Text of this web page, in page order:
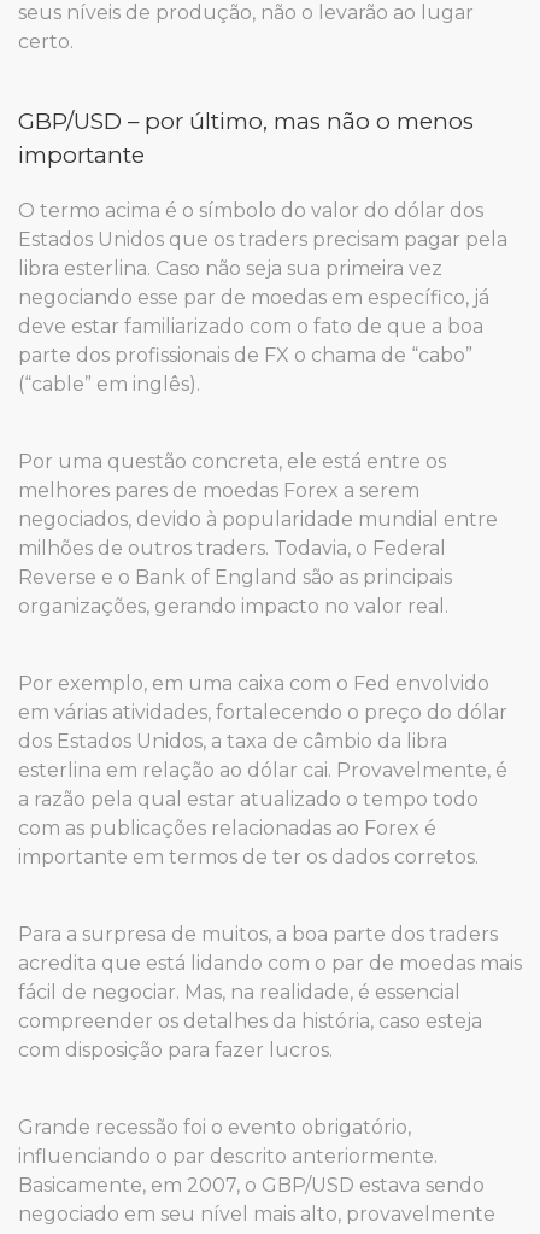
seus níveis de produção, não o levarão ao lugar
certo.
GBP/USD – por último, mas não o menos
importante
O termo acima é o símbolo do valor do dólar dos
Estados Unidos que os traders precisam pagar pela
libra esterlina. Caso não seja sua primeira vez
negociando esse par de moedas em específico, já
deve estar familiarizado com o fato de que a boa
parte dos profissionais de FX o chama de “cabo”
(“cable” em inglês).
Por uma questão concreta, ele está entre os
melhores pares de moedas Forex a serem
negociados, devido à popularidade mundial entre
milhões de outros traders. Todavia, o Federal
Reverse e o Bank of England são as principais
organizações, gerando impacto no valor real.
Por exemplo, em uma caixa com o Fed envolvido
em várias atividades, fortalecendo o preço do dólar
dos Estados Unidos, a taxa de câmbio da libra
esterlina em relação ao dólar cai. Provavelmente, é
a razão pela qual estar atualizado o tempo todo
com as publicações relacionadas ao Forex é
importante em termos de ter os dados corretos.
Para a surpresa de muitos, a boa parte dos traders
acredita que está lidando com o par de moedas mais
fácil de negociar. Mas, na realidade, é essencial
compreender os detalhes da história, caso esteja
com disposição para fazer lucros.
Grande recessão foi o evento obrigatório,
influenciando o par descrito anteriormente.
Basicamente, em 2007, o GBP/USD estava sendo
negociado em seu nível mais alto, provavelmente